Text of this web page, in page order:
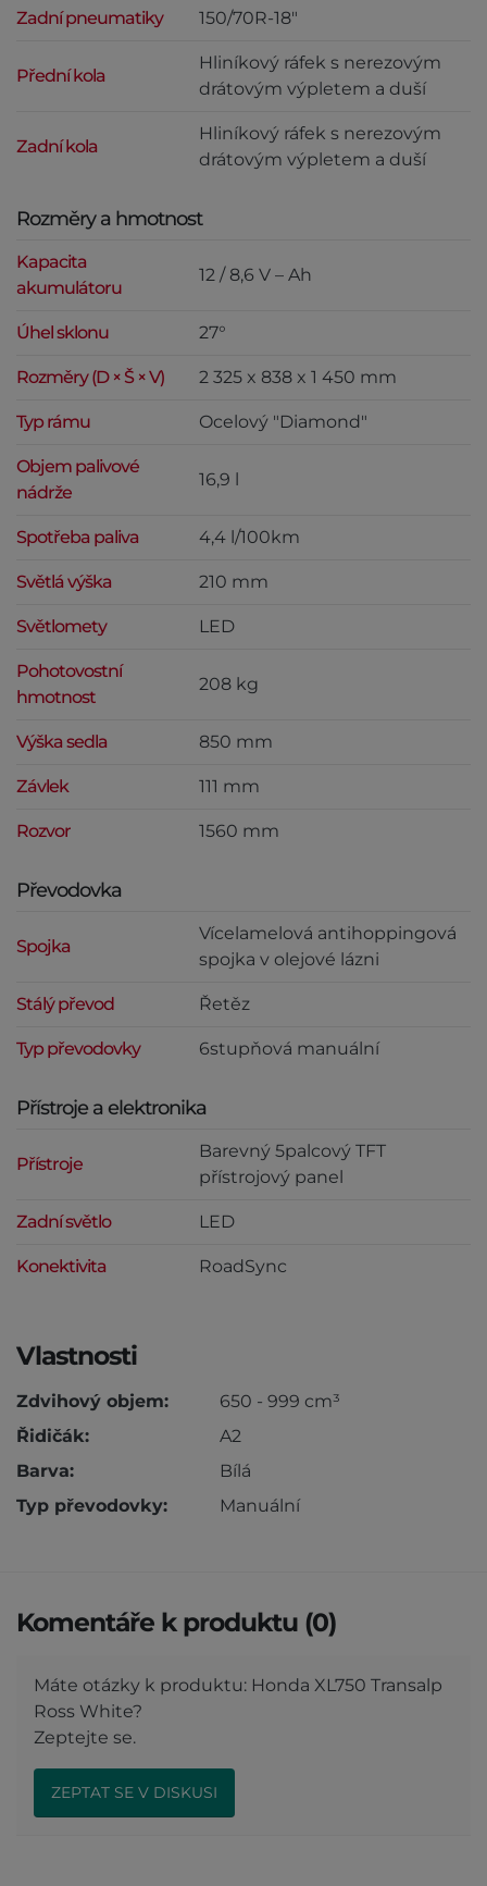
Zadní pneumatiky 150/70R-18"
Přední kola
Hliníkový ráfek s nerezovým
drátovým výpletem a duší
Zadní kola
Hliníkový ráfek s nerezovým
drátovým výpletem a duší
Rozměry a hmotnost
Kapacita
akumulátoru
12 / 8,6 V – Ah
Úhel sklonu 27°
Rozměry (D × Š × V) 2 325 x 838 x 1 450 mm
Typ rámu Ocelový "Diamond"
Objem palivové
nádrže
16,9 l
Spotřeba paliva 4,4 l/100km
Světlá výška 210 mm
Světlomety LED
Pohotovostní
hmotnost
208 kg
Výška sedla 850 mm
Závlek 111 mm
Rozvor 1560 mm
Převodovka
Spojka
Vícelamelová antihoppingová
spojka v olejové lázni
Stálý převod Řetěz
Typ převodovky 6stupňová manuální
Přístroje a elektronika
Přístroje
Barevný 5palcový TFT
přístrojový panel
Zadní světlo LED
Konektivita RoadSync
Vlastnosti
Zdvihový objem:
650 - 999 cm³
Řidičák:
A2
Barva:
Bílá
Typ převodovky:
Manuální
Komentáře k produktu (0)
Máte otázky k produktu: Honda XL750 Transalp
Ross White?
Zeptejte se.
ZEPTAT SE V DISKUSI